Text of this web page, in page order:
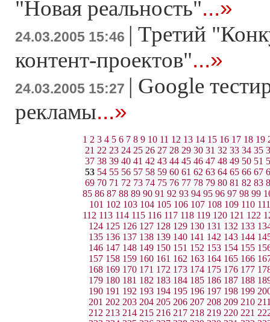
"Новая реальность"...»
24.03.2005 15:46 | Третий
контент-проектов"...»
24.03.2005 15:27 | Google
рекламы...»
1 2 3 4 5 6 7 8 9 10 11 12 13 14 15 16 17 18 19
21 22 23 24 25 26 27 28 29 30 31 32 33 34 35
37 38 39 40 41 42 43 44 45 46 47 48 49 50 51
53 54 55 56 57 58 59 60 61 62 63 64 65 66 67
69 70 71 72 73 74 75 76 77 78 79 80 81 82 83
85 86 87 88 89 90 91 92 93 94 95 96 97 98 99
101 102 103 104 105 106 107 108 109 110 111
112 113 114 115 116 117 118 119 120 121 122
124 125 126 127 128 129 130 131 132 133
135 136 137 138 139 140 141 142 143 144
146 147 148 149 150 151 152 153 154 155
157 158 159 160 161 162 163 164 165 166
168 169 170 171 172 173 174 175 176 177
179 180 181 182 183 184 185 186 187 188
190 191 192 193 194 195 196 197 198 199
201 202 203 204 205 206 207 208 209 210
212 213 214 215 216 217 218 219 220 221